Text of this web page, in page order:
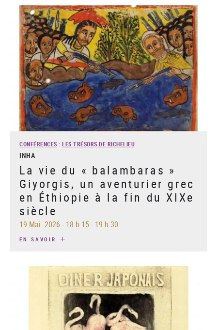
CONFÉRENCES : LES TRÉSORS DE RICHELIEU
INHA
La vie du « balambaras »
Giyorgis, un aventurier grec
en Éthiopie à la fin du XIXe
siècle
19 Mai. 2026 - 18 h 15 - 19 h 30
EN SAVOIR